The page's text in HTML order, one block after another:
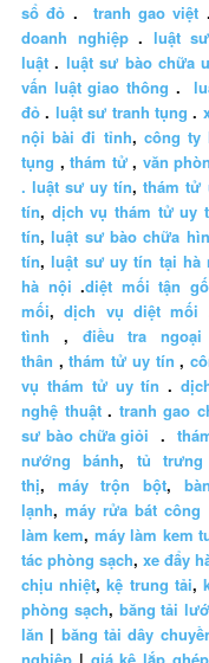
sổ đỏ . tranh gao việt
doanh nghiệp. luật
luật . luật sư bào chữa
vấn luật giao thông .
đỏ . luật sư tranh tụng .
nội bài đi tỉnh, công ty
tụng ,thám tử, văn
. luật sư uy tín,thám tử
tín, dịch vụ thám tử uy
tín,luật sư bào chữa
tín,luật sư uy tín tại hà
hà nội.diệt mối tận
mối,dịch vụ diệt mối
tình , điều tra
thân ,thám tử uy tín ,
vụ thám tử uy tín .
nghệ thuật. tranh gao
sư bào chữa giỏi .
nướng bánh, tủ trưng
thị, máy trộn bột,
lạnh,máy rửa bát công
làm kem, máy làm kem
tác phòng sạch, xe đẩy
chịu nhiệt,kệ trung tải,
phòng sạch, băng tải
lăn | băng tải dây